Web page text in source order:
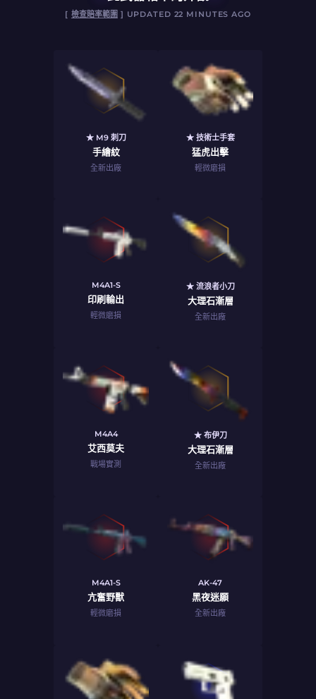
[ 檢查賠率範圍 ] UPDATED 22 MINUTES AGO
★ M9 刺刀
手繪紋
全新出廠
★ 技術士手套
猛虎出擊
輕微磨損
M4A1-S
印刷輸出
輕微磨損
★ 流浪者小刀
大理石漸層
全新出廠
M4A4
艾西莫夫
戰場實測
★ 布伊刀
大理石漸層
全新出廠
M4A1-S
亢奮野獸
輕微磨損
AK-47
黑夜迷願
全新出廠